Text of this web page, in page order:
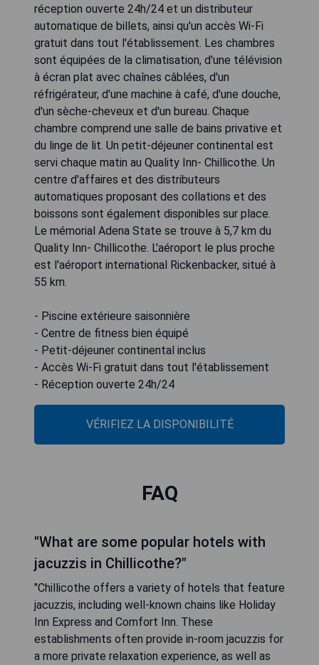
réception ouverte 24h/24 et un distributeur
automatique de billets, ainsi qu'un accès Wi-Fi
gratuit dans tout l'établissement. Les chambres
sont équipées de la climatisation, d'une télévision
à écran plat avec chaînes câblées, d'un
réfrigérateur, d'une machine à café, d'une douche,
d'un sèche-cheveux et d'un bureau. Chaque
chambre comprend une salle de bains privative et
du linge de lit. Un petit-déjeuner continental est
servi chaque matin au Quality Inn- Chillicothe. Un
centre d'affaires et des distributeurs
automatiques proposant des collations et des
boissons sont également disponibles sur place.
Le mémorial Adena State se trouve à 5,7 km du
Quality Inn- Chillicothe. L'aéroport le plus proche
est l'aéroport international Rickenbacker, situé à
55 km.
- Piscine extérieure saisonnière
- Centre de fitness bien équipé
- Petit-déjeuner continental inclus
- Accès Wi-Fi gratuit dans tout l'établissement
- Réception ouverte 24h/24
VÉRIFIEZ LA DISPONIBILITÉ
FAQ
"What are some popular hotels with
jacuzzis in Chillicothe?"
"Chillicothe offers a variety of hotels that feature
jacuzzis, including well-known chains like Holiday
Inn Express and Comfort Inn. These
establishments often provide in-room jacuzzis for
a more private relaxation experience, as well as